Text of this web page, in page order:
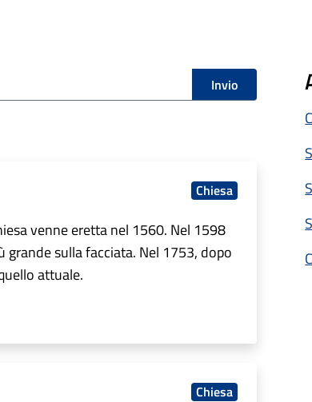
Invio
Chiesa
venne eretta nel 1560. Nel 1598
sulla facciata. Nel 1753, dopo
attuale.
Chiesa